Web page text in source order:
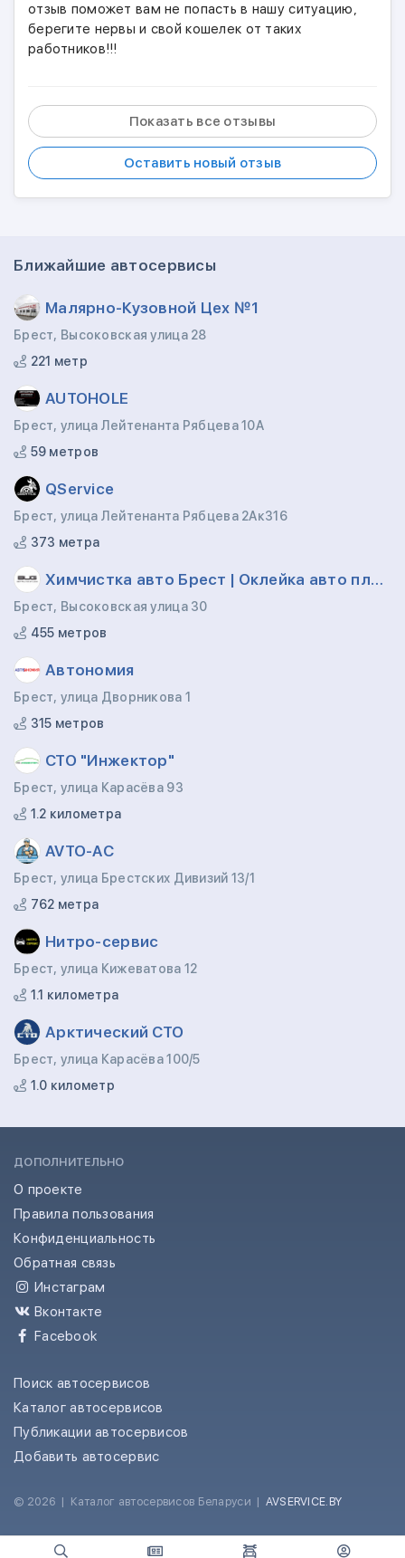
отзыв поможет вам не попасть в нашу ситуацию,
берегите нервы и свой кошелек от таких
работников!!!
Показать все отзывы
Оставить новый отзыв
Ближайшие автосервисы
Малярно-Кузовной Цех №1
Брест, Высоковская улица 28
221 метр
AUTOHOLE
Брест, улица Лейтенанта Рябцева 10A
59 метров
QService
Брест, улица Лейтенанта Рябцева 2Ак316
373 метра
Химчистка авто Брест | Оклейка авто пленкой | Bug detailing
Брест, Высоковская улица 30
455 метров
Автономия
Брест, улица Дворникова 1
315 метров
СТО "Инжектор"
Брест, улица Карасёва 93
1.2 километра
AVTO-AC
Брест, улица Брестских Дивизий 13/1
762 метра
Нитро-сервис
Брест, улица Кижеватова 12
1.1 километра
Арктический СТО
Брест, улица Карасёва 100/5
1.0 километр
ДОПОЛНИТЕЛЬНО
О проекте
Правила пользования
Конфиденциальность
Обратная связь
Инстаграм
Вконтакте
Facebook
Поиск автосервисов
Каталог автосервисов
Публикации автосервисов
Добавить автосервис
© 2026 | Каталог автосервисов Беларуси | AVSERVICE.BY